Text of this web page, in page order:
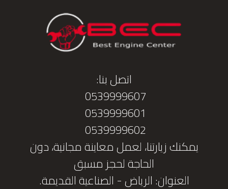
اتصل بنا:
0539999607
0539999601
0539999602
يمكنك زيارتنا، لعمل معاينة مجانية، دون
الحاجة لحجز مسبق
العنوان: الرياض - الصناعية القديمة.